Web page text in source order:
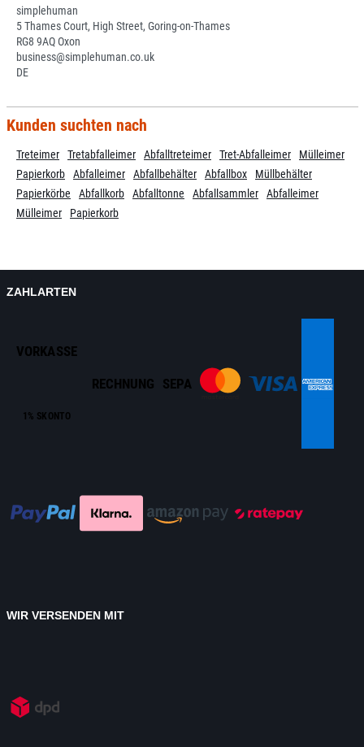
simplehuman
5 Thames Court, High Street, Goring-on-Thames
RG8 9AQ Oxon
business@simplehuman.co.uk
DE
Kunden suchten nach
Treteimer Tretabfalleimer Abfalltreteimer Tret-Abfalleimer
Mülleimer
Papierkorb
Abfalleimer Abfallbehälter Abfallbox
Müllbehälter
Papierkörbe
Abfallkorb Abfalltonne Abfallsammler
Abfalleimer
Mülleimer
Papierkorb
ZAHLARTEN
VORKASSE
1% SKONTO
RECHNUNG SEPA
WIR VERSENDEN MIT